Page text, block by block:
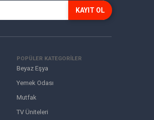
KAYIT OL
POPÜLER KATEGORİLER
Beyaz Eşya
Yemek Odası
Mutfak
TV Üniteleri